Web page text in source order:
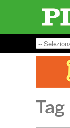
Tag